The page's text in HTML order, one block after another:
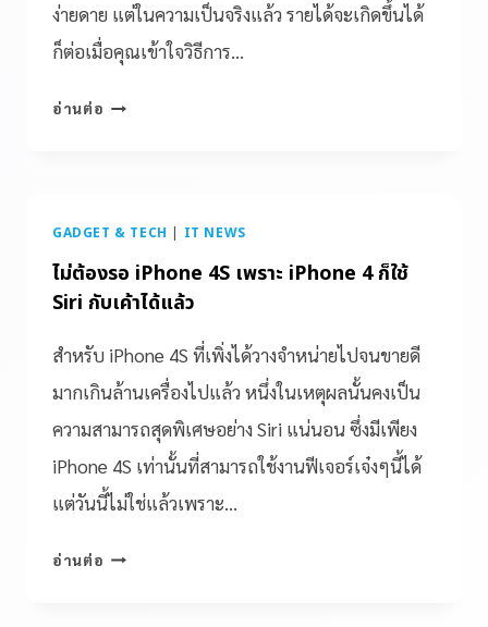
ง่ายดาย แต่ในความเป็นจริงแล้ว รายได้จะเกิดขึ้นได้
ก็ต่อเมื่อคุณเข้าใจวิธีการ…
อ่านต่อ
GADGET & TECH | IT NEWS
ไม่ต้องรอ iPhone 4S เพราะ iPhone 4 ก็ใช้
Siri กับเค้าได้แล้ว
สำหรับ iPhone 4S ที่เพิ่งได้วางจำหน่ายไปจนขายดี
มากเกินล้านเครื่องไปแล้ว หนึ่งในเหตุผลนั้นคงเป็น
ความสามารถสุดพิเศษอย่าง Siri แน่นอน ซึ่งมีเพียง
iPhone 4S เท่านั้นที่สามารถใช้งานฟีเจอร์เจ๋งๆนี้ได้
แต่วันนี้ไม่ใช่แล้วเพราะ…
อ่านต่อ